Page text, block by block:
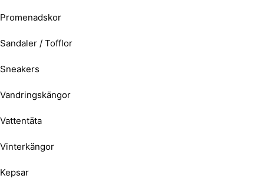
Promenadskor
Sandaler / Tofflor
Sneakers
Vandringskängor
Vattentäta
Vinterkängor
Kepsar